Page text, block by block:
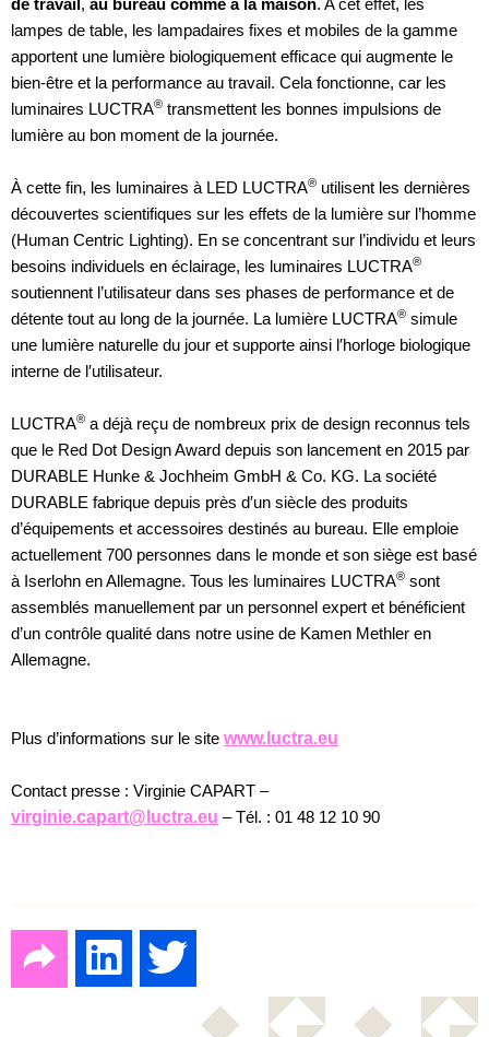
lampes de table, les lampadaires fixes et mobiles de la gamme
apportent une lumière biologiquement efficace qui augmente le
bien-être et la performance au travail. Cela fonctionne, car les
luminaires LUCTRA® transmettent les bonnes impulsions de
lumière au bon moment de la journée.
À cette fin, les luminaires à LED LUCTRA® utilisent les dernières
découvertes scientifiques sur les effets de la lumière sur l’homme
(Human Centric Lighting). En se concentrant sur l’individu et leurs
besoins individuels en éclairage, les luminaires LUCTRA®
soutiennent l’utilisateur dans ses phases de performance et de
détente tout au long de la journée. La lumière LUCTRA® simule
une lumière naturelle du jour et supporte ainsi l′horloge biologique
interne de l′utilisateur.
LUCTRA® a déjà reçu de nombreux prix de design reconnus tels
que le Red Dot Design Award depuis son lancement en 2015 par
DURABLE Hunke & Jochheim GmbH & Co. KG. La société
DURABLE fabrique depuis près d′un siècle des produits
d’équipements et accessoires destinés au bureau. Elle emploie
actuellement 700 personnes dans le monde et son siège est basé
à Iserlohn en Allemagne. Tous les luminaires LUCTRA® sont
assemblés manuellement par un personnel expert et bénéficient
d’un contrôle qualité dans notre usine de Kamen Methler en
Allemagne.
Plus d’informations sur le site www.luctra.eu
Contact presse : Virginie CAPART –
virginie.capart@luctra.eu – Tél. : 01 48 12 10 90